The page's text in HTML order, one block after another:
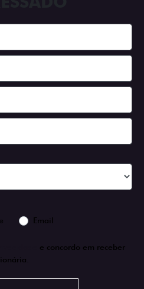
Email
e concordo em receber